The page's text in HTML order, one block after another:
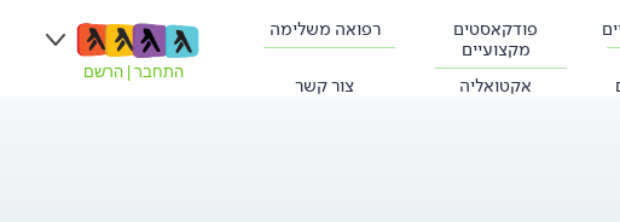
פודקאסטים
מקצועיים
רפואה משלימה
אקטואליה צור קשר
התחבר הרשם